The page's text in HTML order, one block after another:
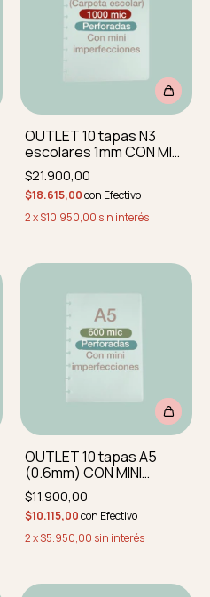
OUTLET 10 tapas N3
escolares 1mm CON MINI
IMPERFECCIONES
perforadas
$21.900,00
$18.615,00con Efectivo
2x$10.950,00 sin interés
OUTLET 10 tapas A5
(0.6mm) CON MINI
IMPERFECCIONES
perforadas y
redondeadas
$11.900,00
$10.115,00con Efectivo
2x$5.950,00 sin interés